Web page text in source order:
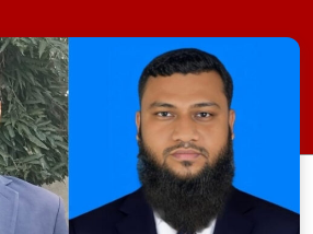
হাবীব স্বাক্ষরিত এক
জানানো হয়েছে।
পেয়েছেন মেডিসিন,
বিভাগের প্রভাষক
এবং […]